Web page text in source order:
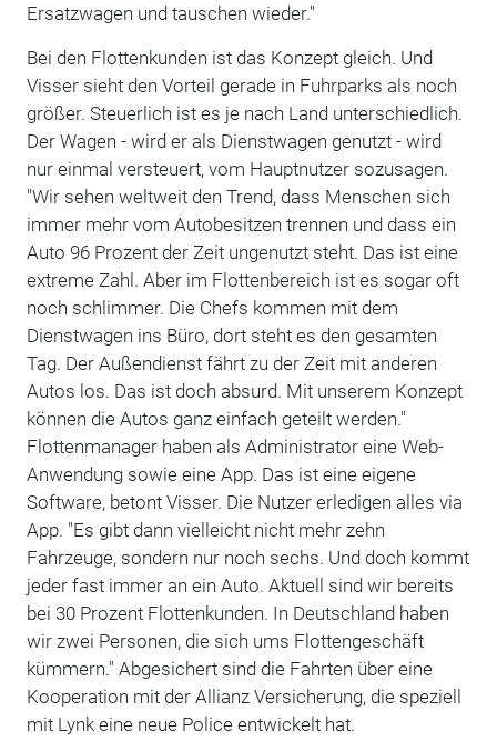
Ersatzwagen und tauschen wieder."
Bei den Flottenkunden ist das Konzept gleich. Und
Visser sieht den Vorteil gerade in Fuhrparks als noch
größer. Steuerlich ist es je nach Land unterschiedlich.
Der Wagen - wird er als Dienstwagen genutzt - wird
nur einmal versteuert, vom Hauptnutzer sozusagen.
"Wir sehen weltweit den Trend, dass Menschen sich
immer mehr vom Autobesitzen trennen und dass ein
Auto 96 Prozent der Zeit ungenutzt steht. Das ist eine
extreme Zahl. Aber im Flottenbereich ist es sogar oft
noch schlimmer. Die Chefs kommen mit dem
Dienstwagen ins Büro, dort steht es den gesamten
Tag. Der Außendienst fährt zu der Zeit mit anderen
Autos los. Das ist doch absurd. Mit unserem Konzept
können die Autos ganz einfach geteilt werden."
Flottenmanager haben als Administrator eine Web-
Anwendung sowie eine App. Das ist eine eigene
Software, betont Visser. Die Nutzer erledigen alles via
App. "Es gibt dann vielleicht nicht mehr zehn
Fahrzeuge, sondern nur noch sechs. Und doch kommt
jeder fast immer an ein Auto. Aktuell sind wir bereits
bei 30 Prozent Flottenkunden. In Deutschland haben
wir zwei Personen, die sich ums Flottengeschäft
kümmern." Abgesichert sind die Fahrten über eine
Kooperation mit der Allianz Versicherung, die speziell
mit Lynk eine neue Police entwickelt hat.